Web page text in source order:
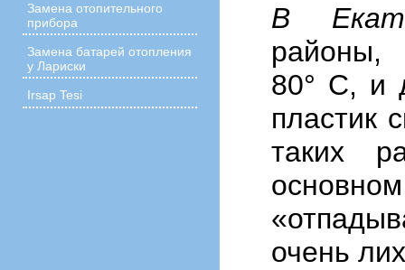
Замена отопительного
прибора
Замена батарей отопления
у Лариски
Irsap Tesi
В
районы,
80° C, и
пластик
таких
«
очень